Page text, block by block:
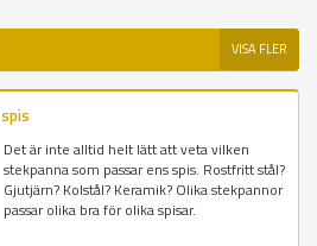
VISA FLER
Det är inte alltid helt lätt att veta vilken
stekpanna som passar ens spis. Rostfritt stål?
Gjutjärn? Kolstål? Keramik? Olika stekpannor
passar olika bra för olika spisar.